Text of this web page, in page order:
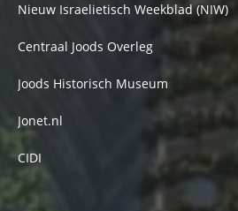
Nieuw Israelietisch Weekblad (NIW)
Centraal Joods Overleg
Joods Historisch Museum
Jonet.nl
CIDI